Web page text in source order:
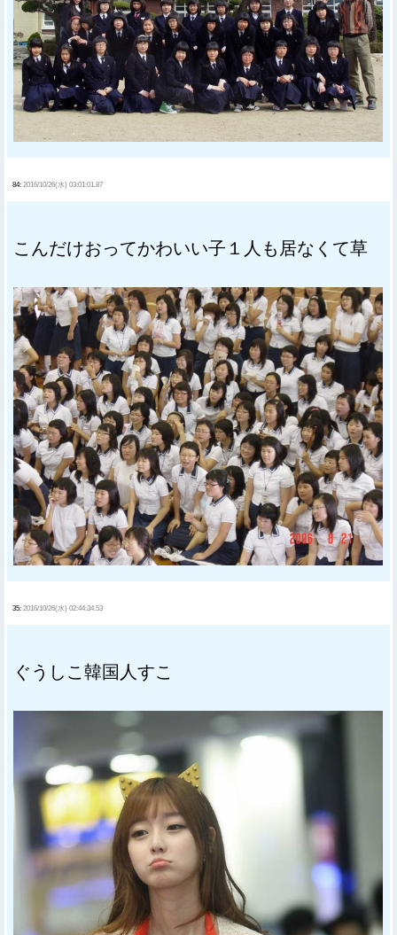
84: 2016/10/26(水) 03:01:01.87
こんだけおってかわいい子１人も居なくて草
35: 2016/10/26(水) 02:44:34.53
ぐうしこ韓国人すこ